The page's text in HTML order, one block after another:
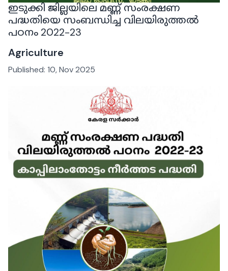
ഇടുക്കി ജില്ലയിലെ മണ്ണ് സംരക്ഷണ
പദ്ധതിയെ സംബന്ധിച്ച വിലയിരുത്തൽ
പഠനം 2022-23
Agriculture
Published: 10, Nov 2025